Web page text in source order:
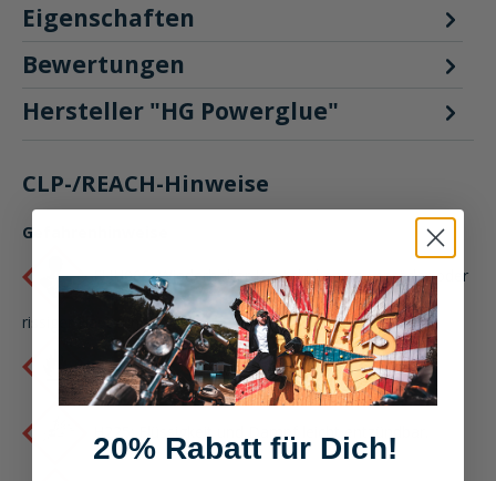
Eigenschaften
Bewertungen
Hersteller "HG Powerglue"
CLP-/REACH-Hinweise
Gefahrenhinweise
EUH066: Wiederholter Kontakt kann zu spröder oder
rissiger Haut führen.
H222: Extrem entzündbares Aerosol.
20% Rabatt für Dich!